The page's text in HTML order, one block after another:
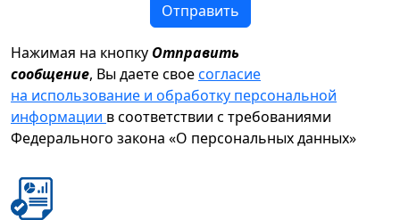
Отправить
Нажимая на кнопку Отправить
сообщение, Вы даете своесогласие
на использование и обработку персональной
информации в соответствии с требованиями
Федерального закона «О персональных данных»